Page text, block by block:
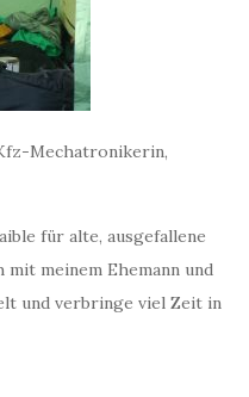
Mechatronikerin,
für alte, ausgefallene
meinem Ehemann und
und verbringe viel Zeit in